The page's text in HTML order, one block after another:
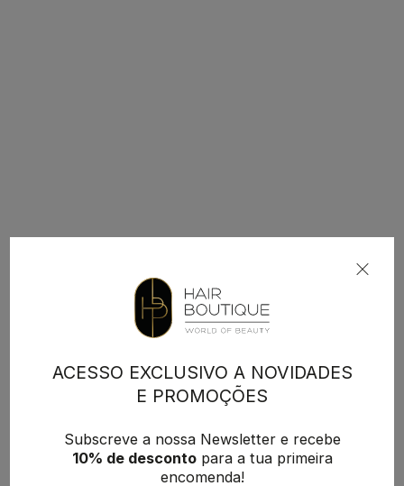
ACESSO EXCLUSIVO A NOVIDADES
E PROMOÇÕES
Subscreve a nossa Newsletter e recebe
10% de descontopara a tua primeira
encomenda!